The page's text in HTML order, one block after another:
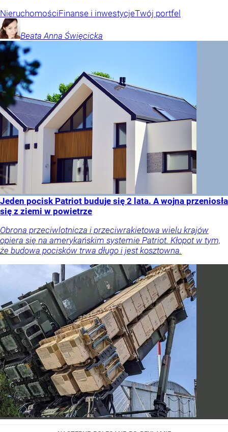
NieruchomościFinanse i inwestycjeTwój portfel
Beata Anna Święcicka
Jeden pocisk Patriot buduje się 2 lata. A wojna przeniosła
się z ziemi w powietrze
Obrona przeciwlotnicza i przeciwrakietowa wielu krajów
opiera się na amerykańskim systemie Patriot. Kłopot w tym,
że budowa pocisków trwa długo i jest kosztowna.